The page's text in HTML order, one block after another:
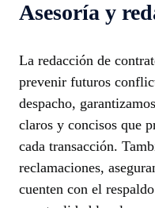
Asesoría y
La redacción de
prevenir futuros
despacho,
claros y concisos que
cada transacción.
reclamaciones,
cuenten con el